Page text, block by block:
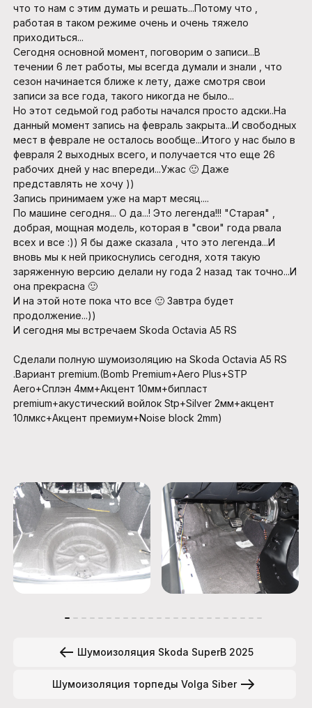
что то нам с этим думать и решать...Потому что ,
работая в таком режиме очень и очень тяжело
приходиться...
Сегодня основной момент, поговорим о записи...В
течении 6 лет работы, мы всегда думали и знали , что
сезон начинается ближе к лету, даже смотря свои
записи за все года, такого никогда не было...
Но этот седьмой год работы начался просто адски..На
данный момент запись на февраль закрыта...И свободных
мест в феврале не осталось вообще...Итого у нас было в
февраля 2 выходных всего, и получается что еще 26
рабочих дней у нас впереди...Ужас 🙂 Даже
представлять не хочу ))
Запись принимаем уже на март месяц....
По машине сегодня... О да...! Это легенда!!! "Старая" ,
добрая, мощная модель, которая в "свои" года рвала
всех и все :)) Я бы даже сказала , что это легенда...И
вновь мы к ней прикоснулись сегодня, хотя такую
заряженную версию делали ну года 2 назад так точно...И
она прекрасна 🙂
И на этой ноте пока что все 🙂 Завтра будет
продолжение...))
И сегодня мы встречаем Skoda Octavia A5 RS
Сделали полную шумоизоляцию на Skoda Octavia A5 RS
.Вариант premium.(Bomb Premium+Aero Plus+STP
Aero+Сплэн 4мм+Акцент 10мм+бипласт
premium+акустический войлок Stp+Silver 2мм+акцент
10лмкс+Акцент премиум+Noise block 2mm)
Шумоизоляция Skoda SuperB 2025
Шумоизоляция торпеды Volga Siber